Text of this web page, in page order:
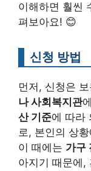
이해하면 훨씬
펴보아요! 😊
신청 방법
먼저, 신청은 보
나 사회복지관
산 기준에 따라
로, 본인의 상
이 때에는 가구
아지기 때문에,